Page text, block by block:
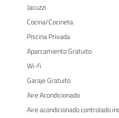
Jacuzzi
Cocina/Cocineta
Piscina Privada
Aparcamiento Gratuito
Wi-fi
Garaje Gratuito
Aire Acondicionado
Aire acondicionado controlado